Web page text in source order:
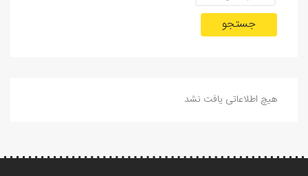
جستجو
هیچ اطلاعاتی یافت نشد